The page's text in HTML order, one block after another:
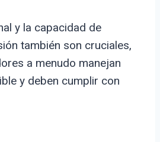
y la capacidad de
también son cruciales,
a menudo manejan
y deben cumplir con